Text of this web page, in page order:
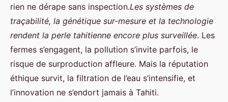
rien ne dérape sans inspection.Les systèmes de
traçabilité, la génétique sur-mesure et la technologie
rendent la perle tahitienne encore plus surveillée. Les
fermes s’engagent, la pollution s’invite parfois, le
risque de surproduction affleure. Mais la réputation
éthique survit, la filtration de l’eau s’intensifie, et
l’innovation ne s’endort jamais à Tahiti.